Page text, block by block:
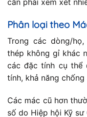
Phân loại theo
Trong các dòng/
thép không gỉ khác
các đặc tính cụ thể
tính, khả năng
Các mác cũ hơn
số do Hiệp hội Kỹ